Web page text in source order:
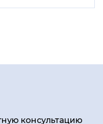
консультацию